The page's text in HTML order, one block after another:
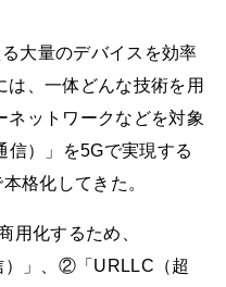
大量のデバイスを効率
は、一体どんな技術を用
ットワークなどを対象
信）」を5Gで実現する
格化してきた。
用化するため、
」、②「URLLC（超